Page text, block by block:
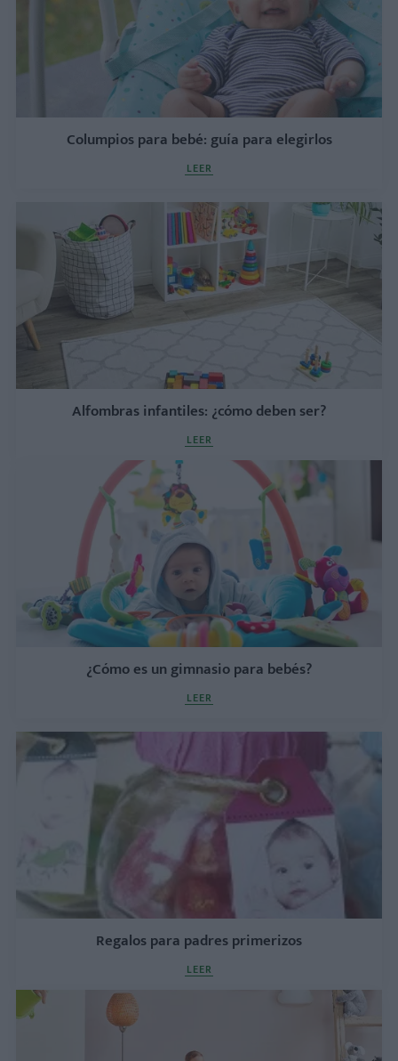
Columpios para bebé: guía para elegirlos
LEER
Alfombras infantiles: ¿cómo deben ser?
LEER
¿Cómo es un gimnasio para bebés?
LEER
Regalos para padres primerizos
LEER